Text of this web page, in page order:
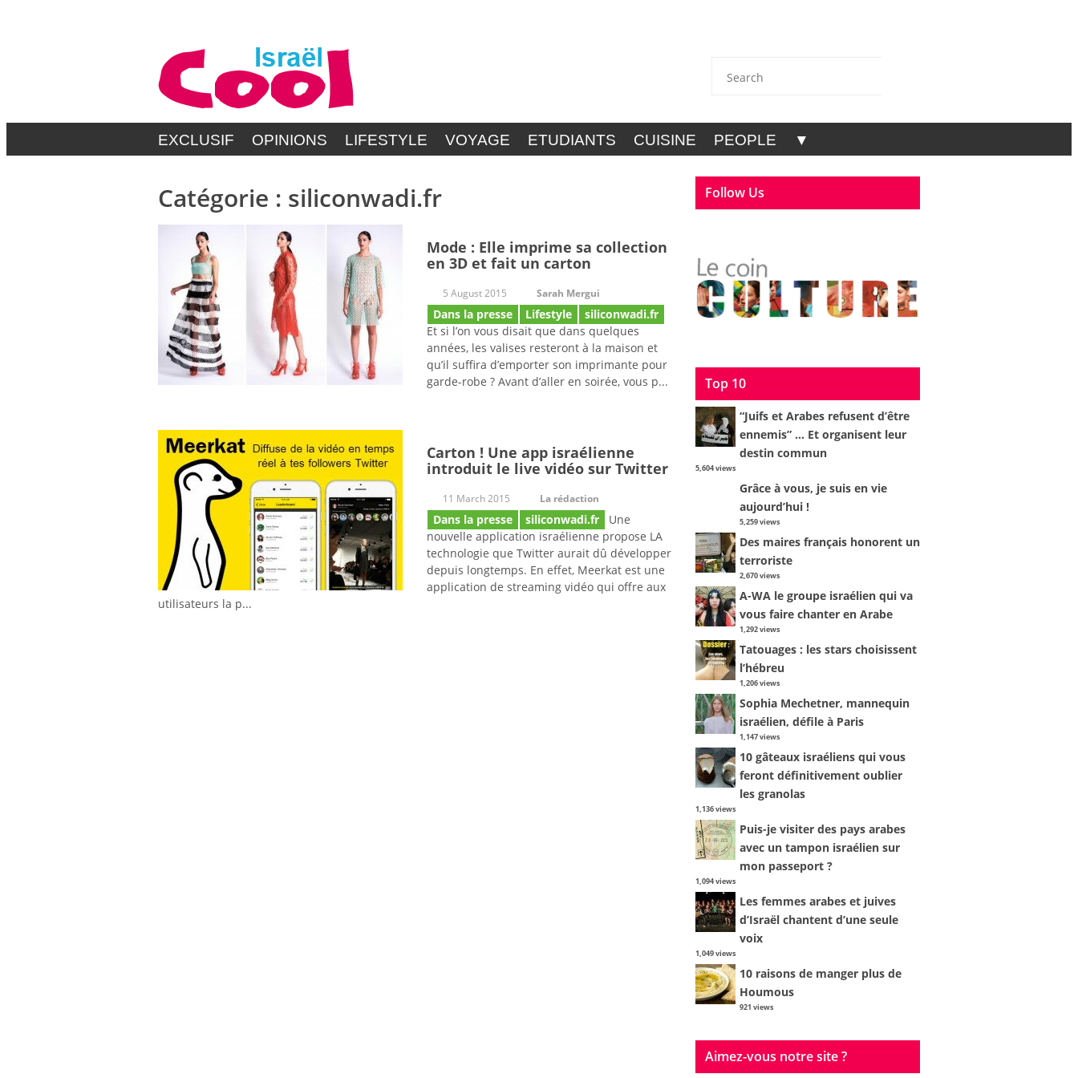
EXCLUSIF OPINIONS LIFESTYLE VOYAGE ETUDIANTS CUISINE PEOPLE ▼
Catégorie : siliconwadi.fr
Mode : Elle imprime sa collection
en 3D et fait un carton
5 August 2015 Sarah Mergui
Dans la presse Lifestyle
siliconwadi.fr
Et si l’on vous disait que dans quelques
années, les valises resteront à la maison et
qu’il suffira d’emporter son imprimante pour
garde-robe ? Avant d’aller en soirée, vous p...
Carton ! Une app israélienne
introduit le live vidéo sur Twitter
11 March 2015 La rédaction
Dans la presse siliconwadi.fr
Une
nouvelle application israélienne propose LA
technologie que Twitter aurait dû développer
depuis longtemps. En effet, Meerkat est une
application de streaming vidéo qui offre aux
utilisateurs la p...
Follow Us
Top 10
“Juifs et Arabes refusent d’être
ennemis” … Et organisent leur
destin commun
5,604 views
Grâce à vous, je suis en vie
aujourd’hui !
5,259 views
Des maires français honorent un
terroriste
2,670 views
A-WA le groupe israélien qui va
vous faire chanter en Arabe
1,292 views
Tatouages : les stars choisissent
l’hébreu
1,206 views
Sophia Mechetner, mannequin
israélien, défile à Paris
1,147 views
10 gâteaux israéliens qui vous
feront définitivement oublier
les granolas
1,136 views
Puis-je visiter des pays arabes
avec un tampon israélien sur
mon passeport ?
1,094 views
Les femmes arabes et juives
d’Israël chantent d’une seule
voix
1,049 views
10 raisons de manger plus de
Houmous
921 views
Aimez-vous notre site ?